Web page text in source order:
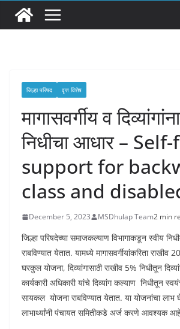
जिल्हा परिषद वृत्त विशेष
मागासवर्गीय व
निधीचा आधार –
support for
class and
December 5, 2023 MSDhulap Team2 min
जिल्हा परिषदेच्या समाजकल्याण विभागाकडून स्वीय
राबविण्यात येतात. यामध्ये मागासवर्गीयांकरिता
घरकुल योजना, दिव्यांगासाठी राखीव 5% निधीतून
कार्यकारी अधिकारी यांचे दिव्यांग कल्याण निधीतून
सायकल योजना राबविण्यात येतात. या योजनांचा लाभ
लाभार्थ्यांनी पंचायत समितीकडे अर्ज करणे आवश्यक